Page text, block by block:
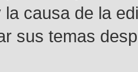
la causa de la
sus temas